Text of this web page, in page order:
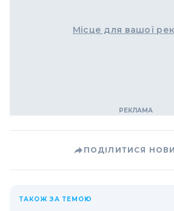
Місце для вашої
ПОДІЛИТИСЯ
ТАКОЖ ЗА ТЕМОЮ